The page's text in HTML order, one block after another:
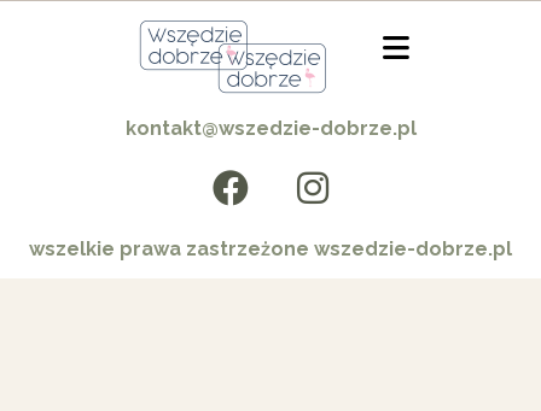
kontakt@wszedzie-dobrze.pl
wszelkie prawa zastrzeżone wszedzie-dobrze.pl